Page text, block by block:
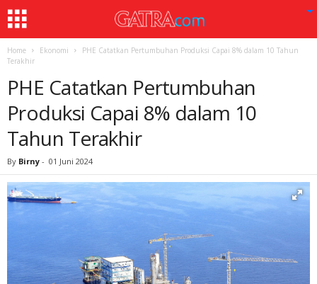
Home Ekonomi
PHE Catatkan Pertumbuhan Produksi Capai 8% dalam 10 Tahun
Terakhir
PHE Catatkan Pertumbuhan
Produksi Capai 8% dalam 10
Tahun Terakhir
By Birny - 01 Juni 2024